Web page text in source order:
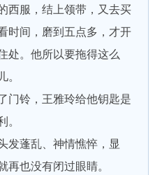
西服，结上领带，又去买
时间，磨到五点多，才开
处。他所以要拖得这么
。
铃，王雅玲给他钥匙是
。
蓬乱、神情憔悴，显
再也没有闭过眼睛。